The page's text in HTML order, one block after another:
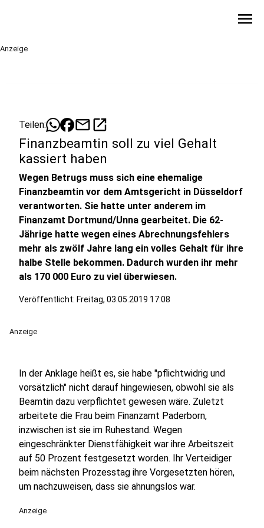
menu
Anzeige
Teilen: mailopen_in_new
Finanzbeamtin soll zu viel Gehalt
kassiert haben
Wegen Betrugs muss sich eine ehemalige
Finanzbeamtin vor dem Amtsgericht in Düsseldorf
verantworten. Sie hatte unter anderem im
Finanzamt Dortmund/Unna gearbeitet. Die 62-
Jährige hatte wegen eines Abrechnungsfehlers
mehr als zwölf Jahre lang ein volles Gehalt für ihre
halbe Stelle bekommen. Dadurch wurden ihr mehr
als 170 000 Euro zu viel überwiesen.
Veröffentlicht: Freitag, 03.05.2019 17:08
Anzeige
In der Anklage heißt es, sie habe "pflichtwidrig und
vorsätzlich" nicht darauf hingewiesen, obwohl sie als
Beamtin dazu verpflichtet gewesen wäre. Zuletzt
arbeitete die Frau beim Finanzamt Paderborn,
inzwischen ist sie im Ruhestand. Wegen
eingeschränkter Dienstfähigkeit war ihre Arbeitszeit
auf 50 Prozent festgesetzt worden. Ihr Verteidiger
beim nächsten Prozesstag ihre Vorgesetzten hören,
um nachzuweisen, dass sie ahnungslos war.
Anzeige